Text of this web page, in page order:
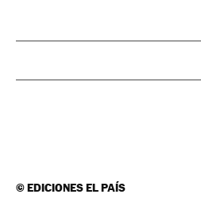
©EDICIONES EL PAÍS